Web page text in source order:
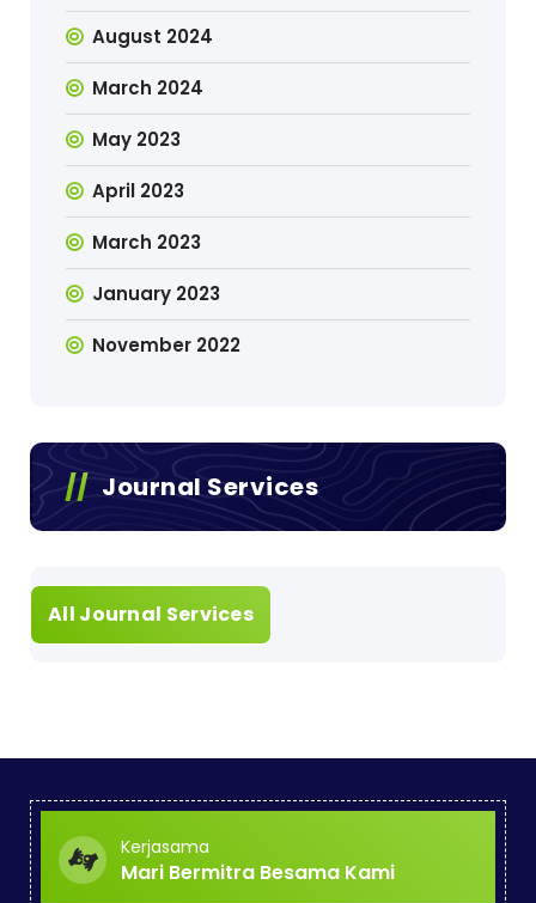
August 2024
March 2024
May 2023
April 2023
March 2023
January 2023
November 2022
Journal Services
All Journal Services
Kerjasama
Mari Bermitra Besama Kami